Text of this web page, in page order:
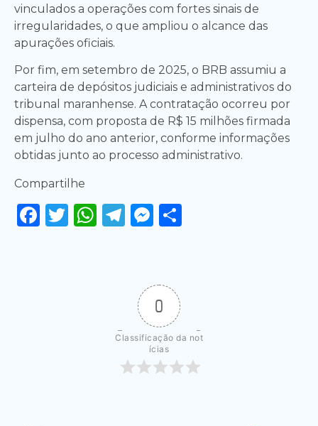
vinculados a operações com fortes sinais de
irregularidades, o que ampliou o alcance das
apurações oficiais.
Por fim, em setembro de 2025, o BRB assumiu a
carteira de depósitos judiciais e administrativos do
tribunal maranhense. A contratação ocorreu por
dispensa, com proposta de R$ 15 milhões firmada
em julho do ano anterior, conforme informações
obtidas junto ao processo administrativo.
Compartilhe
Facebook
Twitter
WhatsApp
Telegram
Messenger
0
Classificação da not
ícias